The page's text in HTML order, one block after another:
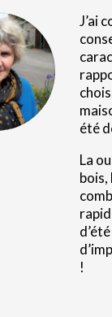
J’ai
été
La
bois,
!